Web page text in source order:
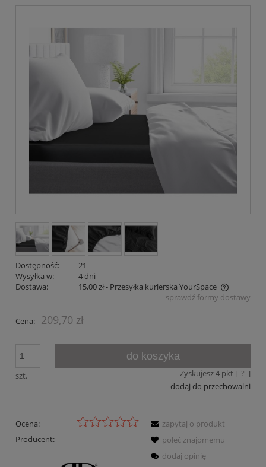
Dostępność:
21
Wysyłka w:
4 dni
Dostawa:
15,00 zł- Przesyłka kurierska YourSpace
Cena nie zawiera ewentualnych kosztów płatnościsprawdź formy dostawy
Cena: 209,70 zł
szt.
do koszyka
Zyskujesz4pkt [ ? ]
dodaj do przechowalni
Ocena:
Producent:
zapytaj o produkt
poleć znajomemu
dodaj opinię